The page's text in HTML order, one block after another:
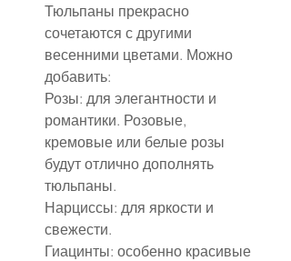
Тюльпаны прекрасно
сочетаются с другими
весенними цветами. Можно
добавить:
Розы: для элегантности и
романтики. Розовые,
кремовые или белые розы
будут отлично дополнять
тюльпаны.
Нарциссы: для яркости и
свежести.
Гиацинты: особенно красивые